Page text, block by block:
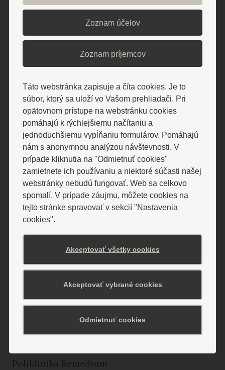
IČO: 36 168 301
IČ DPH: SK2020026250
Pobyty a ceny
Pobyty cez poisťovňu
Relaxačné pobyty
Liečebné pobyty
Senior pobyty
Špeciálne sezónne pobyty
Ostatné cenníky
Vilky
Hotel Alexander
Detská liečebňa Valentína
Liečebné procedúry
Poliklinika Remedium
Zoznam účelov
Zoznam príjemcov
Táto webstránka zapisuje a číta cookies. Je to
súbor, ktorý sa uloží vo Vašom prehliadači. Pri
opätovnom prístupe na webstránku cookies
pomáhajú k rýchlejšiemu načítaniu a
jednoduchšiemu vypĺňaniu formulárov. Pomáhajú
nám s anonymnou analýzou návštevnosti. V
prípade kliknutia na "Odmietnuť cookies"
zamietnete ich používaniu a niektoré súčasti našej
webstránky nebudú fungovať. Web sa celkovo
spomalí. V prípade záujmu, môžete cookies na
tejto stránke spravovať v sekcií "Nastavenia
cookies".
Akceptovať všetky cookies
Akceptovať vybrané cookies
Odmietnuť cookies